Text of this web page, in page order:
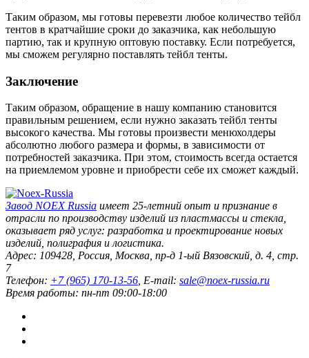
Таким образом, мы готовы перевезти любое количество тейбл
тентов в кратчайшие сроки до заказчика, как небольшую
партию, так и крупную оптовую поставку. Если потребуется,
мы сможем регулярно поставлять тейбл тенты.
Заключение
Таким образом, обращение в нашу компанию становится
правильным решением, если нужно заказать тейбл тенты
высокого качества. Мы готовы произвести менюхолдеры
абсолютно любого размера и формы, в зависимости от
потребностей заказчика. При этом, стоимость всегда остается
на приемлемом уровне и приобрести себе их сможет каждый.
Завод NOEX Russia имеет 25-летний опыт и признание в
отрасли по производству изделий из пластмассы и стекла,
оказывает ряд услуг: разработка и проектирование новых
изделий, полиграфия и логистика.
Адрес: 109428 Россия Москва пр-д 1-ый Вязовский, д. 4, стр.
7
Телефон: +7 (965) 170-13-56 , E-mail: sale@noex-russia.ru
Время работы: пн-пт 09:00-18:00